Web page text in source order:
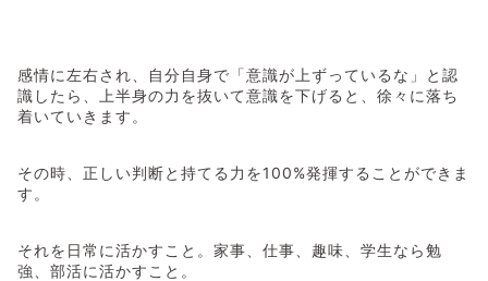
感情に左右され、自分自身で「意識が上ずっているな」と認
識したら、上半身の力を抜いて意識を下げると、徐々に落ち
着いていきます。
その時、正しい判断と持てる力を100%発揮することができま
す。
それを日常に活かすこと。家事、仕事、趣味、学生なら勉
強、部活に活かすこと。